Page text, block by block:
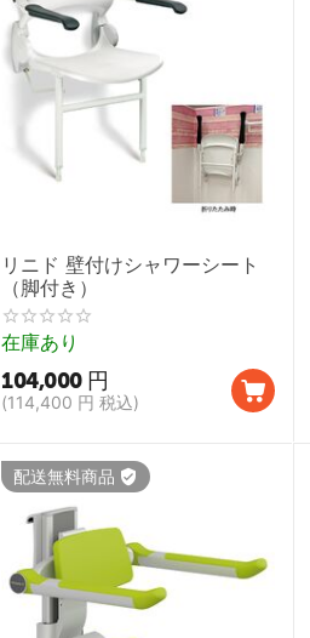
リニド 壁付けシャワーシート
（脚付き）
在庫あり
104,000 円
(114,400 円 税込)
配送無料商品